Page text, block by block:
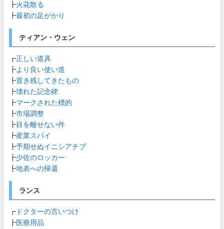
┣火花散る
┣最初の足がかり
ティアン・ウェン
┏正しい道具
┣より良い使い道
┣置き残してきたもの
┣壊れた記念碑
┣マークされた標的
┣市場調整
┣ 目を離せない件
┣産業スパイ
┣予期せぬイニシアチブ
┣少佐のロッカー
┣地表への帰還
ランス
┏ ドクターの言いつけ
┣医療用品